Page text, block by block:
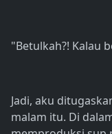
"Betulkah?! Kalau
Jadi, aku
malam itu. Di